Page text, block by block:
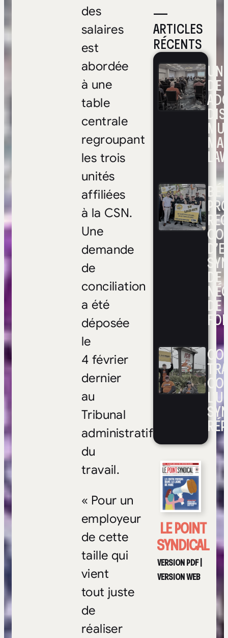
—
ARTICLES
RÉCENTS
DE
DE
DE
FOI
LE POINT
SYNDICAL
VERSION PDF|
VERSION WEB
des
salaires
est
abordée
à une
table
centrale
regroupant
les trois
unités
affiliées
à la CSN.
Une
demande
de
conciliation
a été
déposée
le
4 février
dernier
au
Tribunal
administratif
du
travail.
« Pour un
employeur
de cette
taille qui
vient
tout juste
de
réaliser